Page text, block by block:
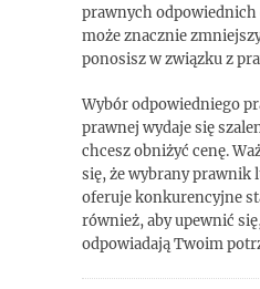
prawnych
może znacznie
ponosisz w związku z
Wybór odpowiedniego
prawnej wydaje się
chcesz obniżyć cenę.
się, że wybrany prawnik
oferuje konkurencyjne
również, aby upewnić
odpowiadają Twoim